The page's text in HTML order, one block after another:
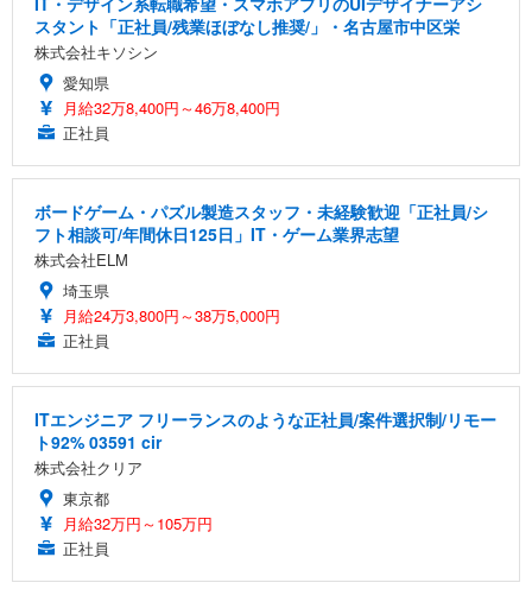
スタント「正社員/残業ほぼなし推奨/」・名古屋市中区栄
株式会社キソシン
愛知県
月給32万8,400円～46万8,400円
正社員
ボードゲーム・パズル製造スタッフ・未経験歓迎「正社員/シ
フト相談可/年間休日125日」IT・ゲーム業界志望
株式会社ELM
埼玉県
月給24万3,800円～38万5,000円
正社員
ITエンジニア フリーランスのような正社員/案件選択制/リモー
ト92% 03591 cir
株式会社クリア
東京都
月給32万円～105万円
正社員